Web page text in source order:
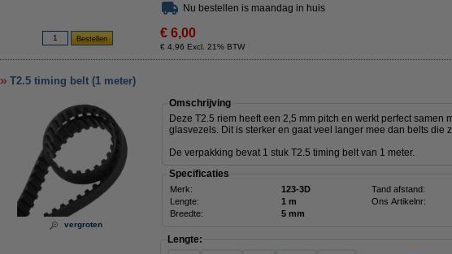
Nu bestellen is maandag in huis
€ 6,00
€ 4,96 Excl. 21% BTW
T2.5 timing belt (1 meter)
vergroten
Omschrijving
Deze T2.5 riem heeft een 2,5 mm pitch en werkt perfect samen
glasvezels. Dit is sterker en gaat veel langer mee dan belts die
De verpakking bevat 1 stuk T2.5 timing belt van 1 meter.
Specificaties
Merk: 123-3D Tand afstand:
Lengte:
1 m Ons Artikelnr:
Breedte:
5 mm
Lengte: